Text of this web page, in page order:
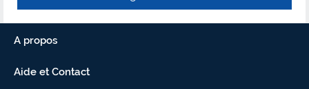
A propos
Aide et Contact